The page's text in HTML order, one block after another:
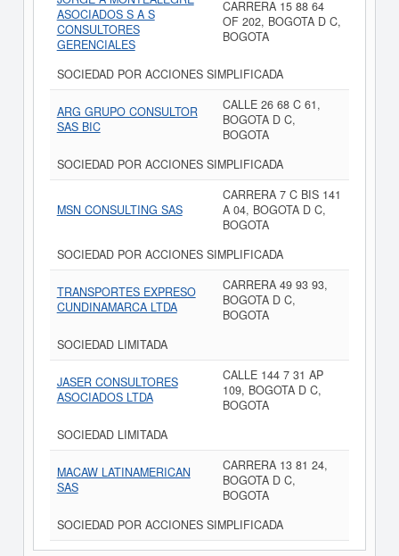
ASOCIADOS S A S
CONSULTORES
GERENCIALES
CARRERA 15 88 64
OF 202, BOGOTA D C,
BOGOTA
SOCIEDAD POR ACCIONES SIMPLIFICADA
ARG GRUPO CONSULTOR
SAS BIC
CALLE 26 68 C 61,
BOGOTA D C,
BOGOTA
SOCIEDAD POR ACCIONES SIMPLIFICADA
MSN CONSULTING SAS
CARRERA 7 C BIS 141
A 04, BOGOTA D C,
BOGOTA
SOCIEDAD POR ACCIONES SIMPLIFICADA
TRANSPORTES EXPRESO
CUNDINAMARCA LTDA
CARRERA 49 93 93,
BOGOTA D C,
BOGOTA
SOCIEDAD LIMITADA
JASER CONSULTORES
ASOCIADOS LTDA
CALLE 144 7 31 AP
109, BOGOTA D C,
BOGOTA
SOCIEDAD LIMITADA
MACAW LATINAMERICAN
SAS
CARRERA 13 81 24,
BOGOTA D C,
BOGOTA
SOCIEDAD POR ACCIONES SIMPLIFICADA